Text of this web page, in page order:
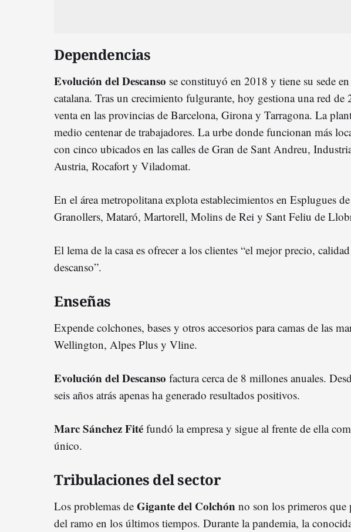
Dependencias
Evolución del Descanso se constituyó en 2018 y tiene su sede
catalana. Tras un crecimiento fulgurante, hoy gestiona una red de
venta en las provincias de Barcelona, Girona y Tarragona. La
medio centenar de trabajadores. La urbe donde funcionan más
con cinco ubicados en las calles de Gran de Sant Andreu,
Austria, Rocafort y Viladomat.
En el área metropolitana explota establecimientos en Esplugues
Granollers, Mataró, Martorell, Molins de Rei y Sant Feliu de
El lema de la casa es ofrecer a los clientes “el mejor precio,
descanso”.
Enseñas
Expende colchones, bases y otros accesorios para camas de las
Wellington, Alpes Plus y Vline.
Evolución del Descanso factura cerca de 8 millones anuales.
seis años atrás apenas ha generado resultados positivos.
Marc Sánchez Fité fundó la empresa y sigue al frente de ella
único.
Tribulaciones del sector
Los problemas de Gigante del Colchón no son los primeros que
del ramo en los últimos tiempos. Durante la pandemia, la